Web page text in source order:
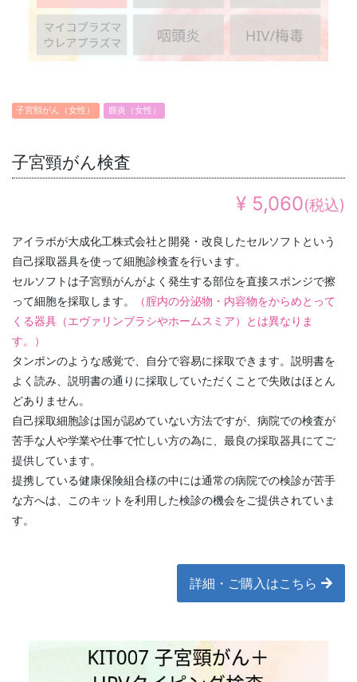
子宮頸がん（女性） 膣炎（女性）
子宮頸がん検査
¥ 5,060(税込)
アイラボが大成化工株式会社と開発・改良したセルソフトという
自己採取器具を使って細胞診検査を行います。
セルソフトは子宮頸がんがよく発生する部位を直接スポンジで擦
って細胞を採取します。
（腟内の分泌物・内容物をからめとって
くる器具（エヴァリンブラシやホームスミア）とは異なりま
す。）
タンポンのような感覚で、自分で容易に採取できます。説明書を
よく読み、説明書の通りに採取していただくことで失敗はほとん
どありません。
自己採取細胞診は国が認めていない方法ですが、病院での検査が
苦手な人や学業や仕事で忙しい方の為に、最良の採取器具にてご
提供しています。
提携している健康保険組合様の中には通常の病院での検診が苦手
な方へは、このキットを利用した検診の機会をご提供されていま
す。
詳細・ご購入はこちら